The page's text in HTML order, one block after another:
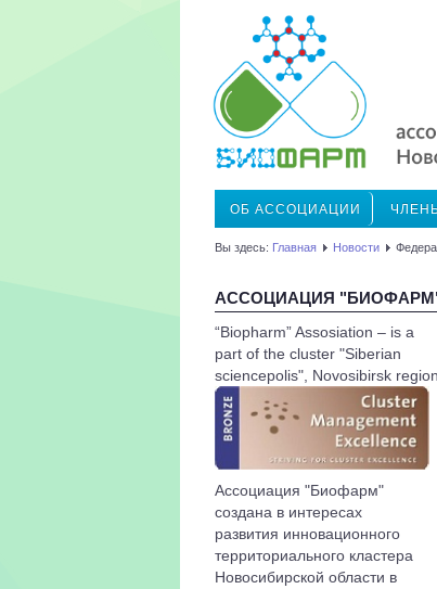
ОБ АССОЦИАЦИИ
Вы здесь: Главная Новости
АССОЦИАЦИЯ
“Biopharm” Assosiation – is a
part of the cluster "Siberian
sciencepolis", Novosibirsk region
Ассоциация "Биофарм"
создана в интересах
развития инновационного
территориального кластера
Новосибирской области в